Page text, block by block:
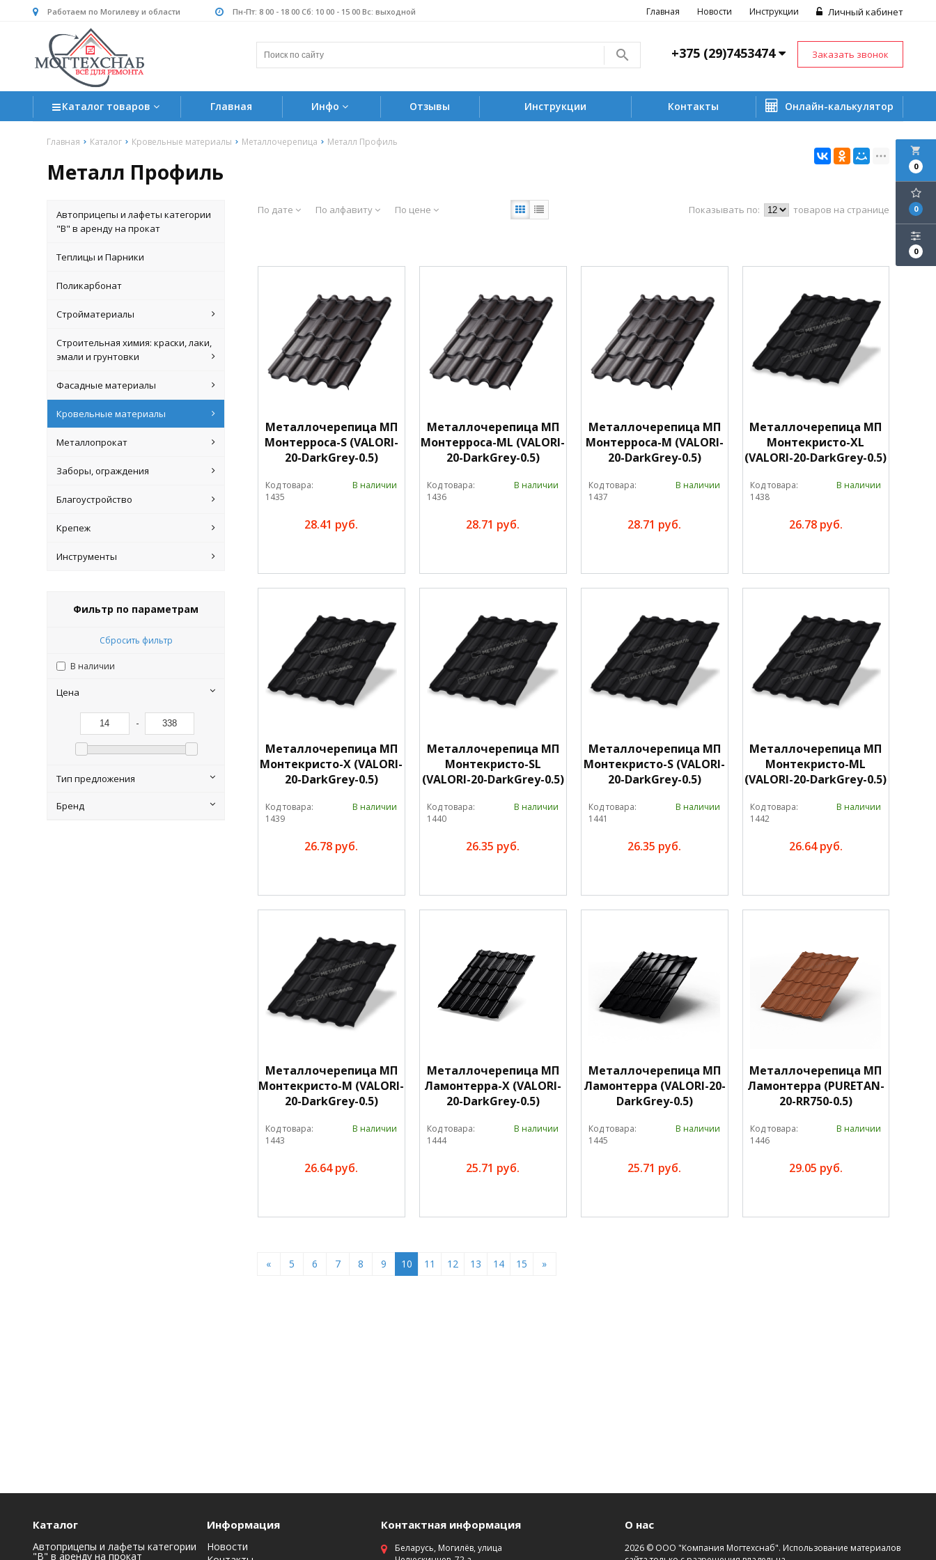
Работаем по Могилеву и области Пн-Пт: 8 00 - 18 00 Сб: 10 00 - 15 00 Вс: выходной Личный кабинет
Главная Новости Инструкции
+375 (29)7453474 Заказать звонок
Каталог товаров Главная Инфо Отзывы Инструкции Контакты Онлайн-калькулятор
Главная Каталог Кровельные материалы Металлочерепица Металл Профиль
Металл Профиль
local_grocery_store
0
0
0
Автоприцепы и лафеты категории
"B" в аренду на прокат
Теплицы и Парники
Поликарбонат
Стройматериалы
Строительная химия: краски, лаки,
эмали и грунтовки
Фасадные материалы
Кровельные материалы
Металлопрокат
Заборы, ограждения
Благоустройство
Крепеж
Инструменты
Фильтр по параметрам
Сбросить фильтр
В наличии
Цена
-
Тип предложения
Бренд
По дате По алфавиту По цене Показывать по: товаров на странице
Металлочерепица МП
Монтерроса-S (VALORI-
20-DarkGrey-0.5)
Код товара:
1435
В наличии
28.41 руб.
Металлочерепица МП
Монтерроса-ML (VALORI-
20-DarkGrey-0.5)
Код товара:
1436
В наличии
28.71 руб.
Металлочерепица МП
Монтерроса-M (VALORI-
20-DarkGrey-0.5)
Код товара:
1437
В наличии
28.71 руб.
Металлочерепица МП
Монтекристо-XL
(VALORI-20-DarkGrey-0.5)
Код товара:
1438
В наличии
26.78 руб.
Металлочерепица МП
Монтекристо-X (VALORI-
20-DarkGrey-0.5)
Код товара:
1439
В наличии
26.78 руб.
Металлочерепица МП
Монтекристо-SL
(VALORI-20-DarkGrey-0.5)
Код товара:
1440
В наличии
26.35 руб.
Металлочерепица МП
Монтекристо-S (VALORI-
20-DarkGrey-0.5)
Код товара:
1441
В наличии
26.35 руб.
Металлочерепица МП
Монтекристо-ML
(VALORI-20-DarkGrey-0.5)
Код товара:
1442
В наличии
26.64 руб.
Металлочерепица МП
Монтекристо-M (VALORI-
20-DarkGrey-0.5)
Код товара:
1443
В наличии
26.64 руб.
Металлочерепица МП
Ламонтерра-X (VALORI-
20-DarkGrey-0.5)
Код товара:
1444
В наличии
25.71 руб.
Металлочерепица МП
Ламонтерра (VALORI-20-
DarkGrey-0.5)
Код товара:
1445
В наличии
25.71 руб.
Металлочерепица МП
Ламонтерра (PURETAN-
20-RR750-0.5)
Код товара:
1446
В наличии
29.05 руб.
« 5 6 7 8 9 10 11 12 13 14 15 »
Каталог
Автоприцепы и лафеты категории
"B" в аренду на прокат
Информация
Новости
Контактная информация
Беларусь, Могилёв, улица
О нас
2026 © ООО "Компания Могтехснаб". Использование материалов